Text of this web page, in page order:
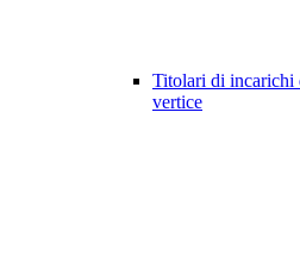
Titolari di incarichi
vertice